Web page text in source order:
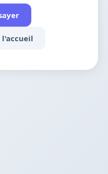
l'accueil